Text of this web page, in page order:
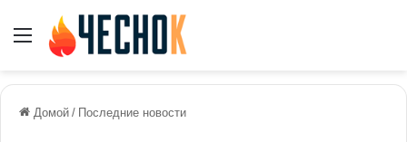
Меню
Домой / Последние новости